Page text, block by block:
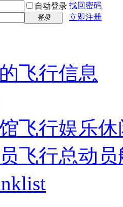
自动登录 找回密码
登录 立即注册
飞行信息
飞行娱乐
飞行总动